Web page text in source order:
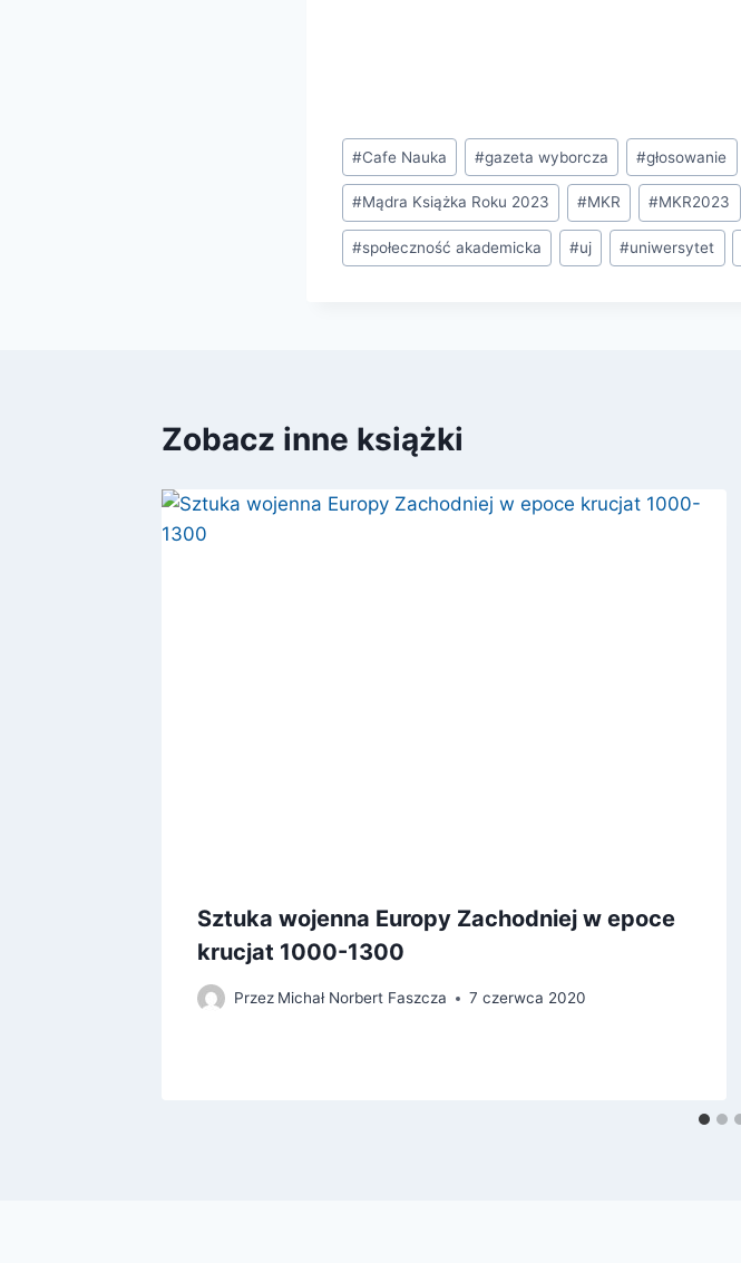
Tagi
wpisu:
#Cafe Nauka #gazeta wyborcza #głosowanie
#Mądra Książka Roku 2023 #MKR #MKR2023
#społeczność akademicka #uj #uniwersytet
Zobacz inne książki
Sztuka wojenna Europy Zachodniej w epoce
krucjat 1000-1300
Przez Michał Norbert Faszcza 7 czerwca 2020